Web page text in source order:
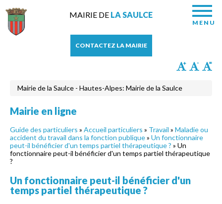
MAIRIE DE LA SAULCE
MENU
CONTACTEZ LA MAIRIE
Mairie de la Saulce - Hautes-Alpes: Mairie de la Saulce
Mairie en ligne
Guide des particuliers » Accueil particuliers » Travail » Maladie ou
accident du travail dans la fonction publique» Un fonctionnaire
peut-il bénéficier d'un temps partiel thérapeutique ? » Un
fonctionnaire peut-il bénéficier d'un temps partiel thérapeutique
?
Un fonctionnaire peut-il bénéficier d'un
temps partiel thérapeutique ?